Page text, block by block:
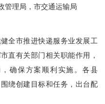
理局，市交通运输局
市推进快递服务业发展工
直有关部门相关职能作用，
确保方案顺利实施。各县
绕创建目标和任务，出台配